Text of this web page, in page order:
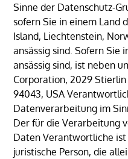
Sinne der Datenschutz-
sofern Sie in einem Land
Island, Liechtenstein,
ansässig sind. Sofern Sie
ansässig sind, ist neben
Corporation, 2029
94043, USA
Datenverarbeitung im
Der für die Verarbeitung
Daten Verantwortliche
juristische Person, die